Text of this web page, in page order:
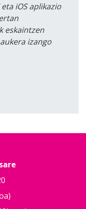
iOS aplikazio
eskaintzen
izango